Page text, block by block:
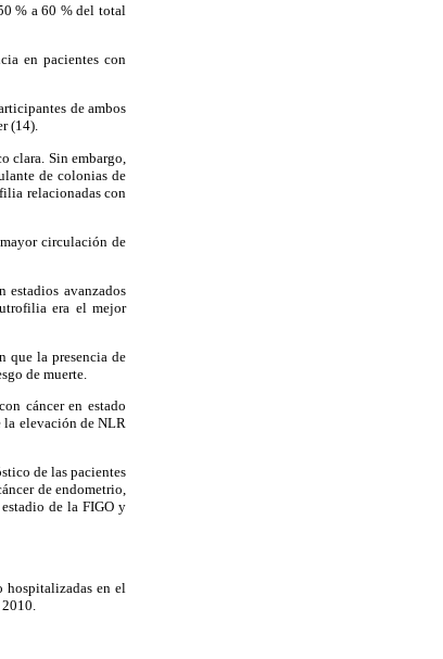
% a 60 % del total
en pacientes con
de ambos
(14).
clara. Sin embargo,
de colonias de
relacionadas con
circulación de
estadios avanzados
era el mejor
que la presencia de
de muerte.
cáncer en estado
la elevación de NLR
de las pacientes
de endometrio,
de la FIGO y
hospitalizadas en el